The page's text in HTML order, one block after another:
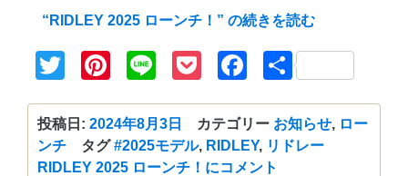
“RIDLEY 2025 ローンチ！” の続きを読む
TwitterPinterest
Line PocketFacebook
共
投稿日: 2024年8月3日 カテゴリー お知らせ, ロー
ンチ
タグ#2025モデル, RIDLEY, リドレー
RIDLEY 2025 ローンチ！にコメント